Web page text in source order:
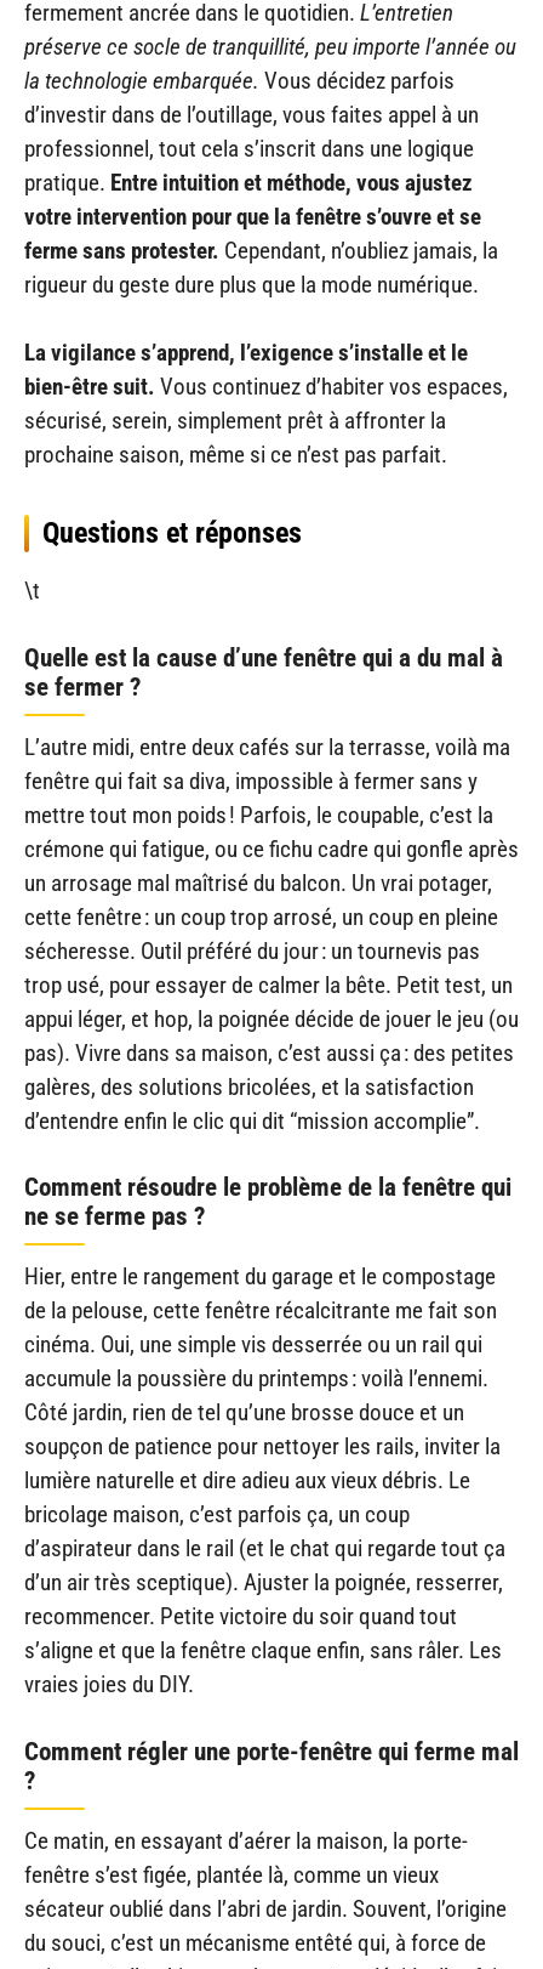
fermement ancrée dans le quotidien. L’entretien
préserve ce socle de tranquillité, peu importe l’année ou
la technologie embarquée. Vous décidez parfois
d’investir dans de l’outillage, vous faites appel à un
professionnel, tout cela s’inscrit dans une logique
pratique. Entre intuition et méthode, vous ajustez
votre intervention pour que la fenêtre s’ouvre et se
ferme sans protester. Cependant, n’oubliez jamais, la
rigueur du geste dure plus que la mode numérique.
La vigilance s’apprend, l’exigence s’installe et le
bien-être suit. Vous continuez d’habiter vos espaces,
sécurisé, serein, simplement prêt à affronter la
prochaine saison, même si ce n’est pas parfait.
Questions et réponses
\t
Quelle est la cause d’une fenêtre qui a du mal à
se fermer ?
L’autre midi, entre deux cafés sur la terrasse, voilà ma
fenêtre qui fait sa diva, impossible à fermer sans y
mettre tout mon poids ! Parfois, le coupable, c’est la
crémone qui fatigue, ou ce fichu cadre qui gonfle après
un arrosage mal maîtrisé du balcon. Un vrai potager,
cette fenêtre : un coup trop arrosé, un coup en pleine
sécheresse. Outil préféré du jour : un tournevis pas
trop usé, pour essayer de calmer la bête. Petit test, un
appui léger, et hop, la poignée décide de jouer le jeu (ou
pas). Vivre dans sa maison, c’est aussi ça : des petites
galères, des solutions bricolées, et la satisfaction
d’entendre enfin le clic qui dit “mission accomplie”.
Comment résoudre le problème de la fenêtre qui
ne se ferme pas ?
Hier, entre le rangement du garage et le compostage
de la pelouse, cette fenêtre récalcitrante me fait son
cinéma. Oui, une simple vis desserrée ou un rail qui
accumule la poussière du printemps : voilà l’ennemi.
Côté jardin, rien de tel qu’une brosse douce et un
soupçon de patience pour nettoyer les rails, inviter la
lumière naturelle et dire adieu aux vieux débris. Le
bricolage maison, c’est parfois ça, un coup
d’aspirateur dans le rail (et le chat qui regarde tout ça
d’un air très sceptique). Ajuster la poignée, resserrer,
recommencer. Petite victoire du soir quand tout
s’aligne et que la fenêtre claque enfin, sans râler. Les
vraies joies du DIY.
Comment régler une porte-fenêtre qui ferme mal
?
Ce matin, en essayant d’aérer la maison, la porte-
fenêtre s’est figée, plantée là, comme un vieux
sécateur oublié dans l’abri de jardin. Souvent, l’origine
du souci, c’est un mécanisme entêté qui, à force de